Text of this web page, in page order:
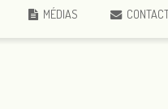
MÉDIAS